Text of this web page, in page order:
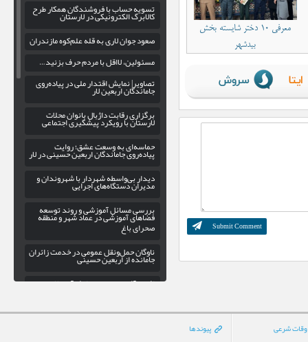
معرفی ۱۰ دختر شایسته بخش
بیدشهر
تسویه حساب با فروشندگان همکار طرح
کالابرگ الکترونیکی در لارستان
صعود جوان لاری به قله علم‌کوه مازندران
مسئولین، لااقل با مردم حرف بزنید…
تصاویر| نمایش اقتدار ملی در پیاده‌روی
جاماندگان اربعین لار
برگزاری رقابت داژبال بانوان محلات
لارستان با رویکرد پیشگیری اجتماعی
حماسه‌ای به وسعت عشق؛ روایت
پیاده‌روی جاماندگان اربعین حسینی در لار
دیدار بی‌واسطه شهردار با شهروندان و
مدیران دستگاه‌های اجرایی
بررسی مسائل آموزشی و روند توسعه
فضاهای آموزشی در عماد شهر و منطقه
صحرای باغ
ناوگان حمل‌ونقل عمومی در خدمت زائران
جامانده از اربعین حسینی
افتخارآفرینی دوباره دانش‌آموز لارستانی
کاروانسرای کشکویه؛ بازخوانی یک
شرعی پیوندها